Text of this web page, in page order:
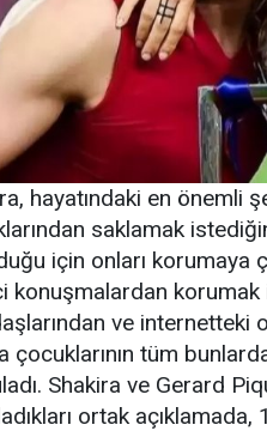
hayatındaki en önemli
saklamak
için onları korumaya
konuşmalardan
ve internetteki
çocuklarının tüm
Shakira ve Gerard
ortak